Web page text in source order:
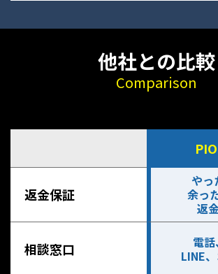
他社との比較
Comparison
返金保証
やっ
余っ
返
相談窓口
電
LINE